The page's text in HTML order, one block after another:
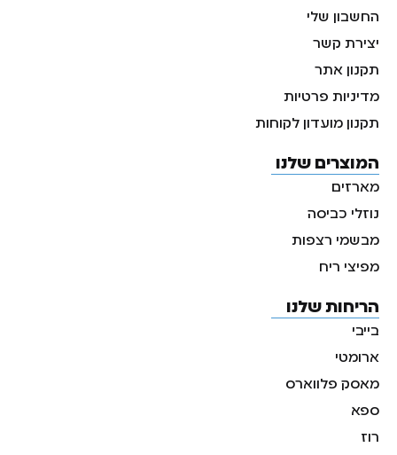
החשבון שלי
יצירת קשר
תקנון אתר
מדיניות פרטיות
תקנון מועדון לקוחות
המוצרים שלנו
מארזים
נוזלי כביסה
מבשמי רצפות
מפיצי ריח
הריחות שלנו
בייבי
ארומטי
מאסק פלווארס
ספא
רוז